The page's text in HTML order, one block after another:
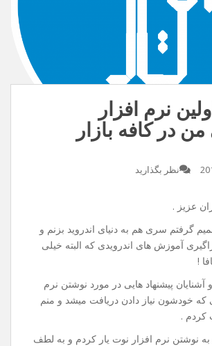
نرم افزار
در کافه بازار
نظر بگذارید
عزیز .
گرفتم سری هم به دنیای اندروید بزنم و
آموزش های اندرویدی که البته خیلی
!
پیشنهاد هایی در مورد نوشتن نرم
که خودشون نیاز دادن دریافت میشد و منم
کردم .
نوشتن نرم افزار نوت یار کردم و به لطف